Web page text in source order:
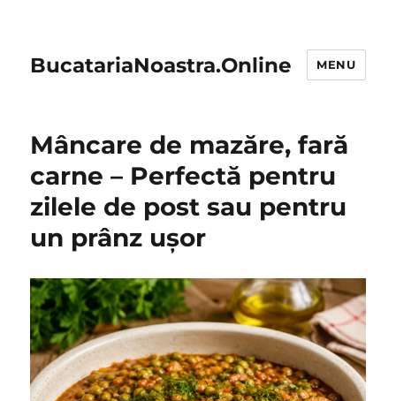
BucatariaNoastra.Online MENU
Mâncare de mazăre, fară
carne – Perfectă pentru
zilele de post sau pentru
un prânz ușor